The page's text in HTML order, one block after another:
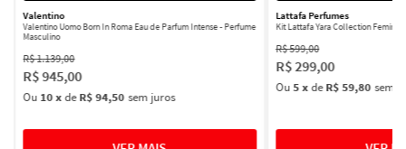
Valentino
Valentino Uomo Born In Roma Eau de Parfum Intense - Perfume
Masculino
R$1.139,00
R$945,00
Ou 10xdeR$ 94,50 sem juros
Lattafa Perfumes
Kit Lattafa Yara Collection
R$599,00
R$299,00
Ou5xdeR$ 59,80 sem